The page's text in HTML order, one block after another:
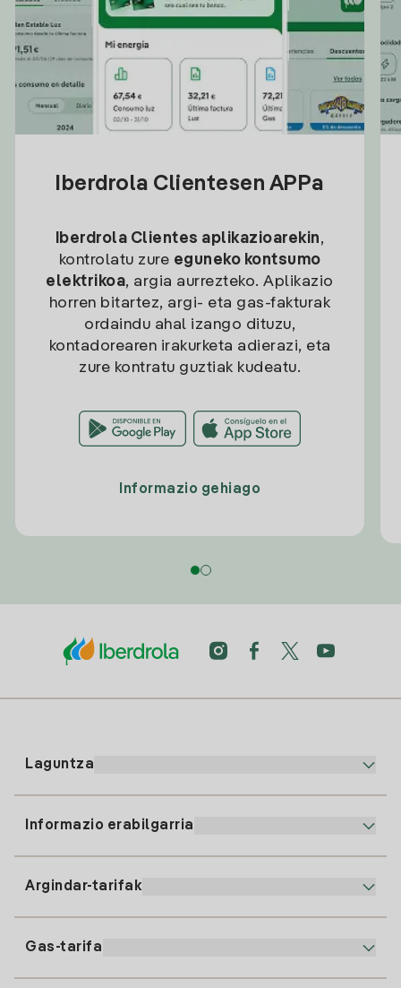
Iberdrola Clientesen APPa
Iberdrola Clientes aplikazioarekin,
kontrolatu zure eguneko kontsumo
elektrikoa, argia aurrezteko. Aplikazio
horren bitartez, argi- eta gas-fakturak
ordaindu ahal izango dituzu,
kontadorearen irakurketa adierazi, eta
zure kontratu guztiak kudeatu.
Informazio gehiago
Laguntza
91 919 52 73
clientes@tuiberdrola.es
Informazio erabilgarria
Argindar-tarifak
Gas-tarifa